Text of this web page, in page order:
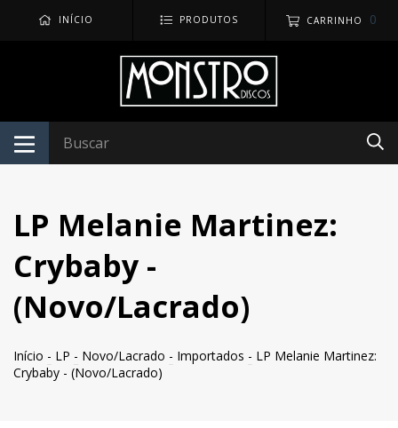
INÍCIO PRODUTOS CARRINHO 0
LP Melanie Martinez:
Crybaby -
(Novo/Lacrado)
Início - LP - Novo/Lacrado - Importados - LP Melanie Martinez:
Crybaby - (Novo/Lacrado)